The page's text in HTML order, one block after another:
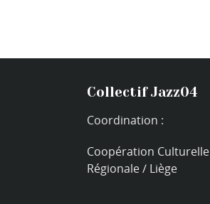
Collectif Jazz04
Coordination :
Coopération Culturelle
Régionale / Liège